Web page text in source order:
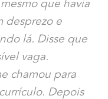
que havia
desprezo e
lá. Disse que
vaga.
chamou para
Depois